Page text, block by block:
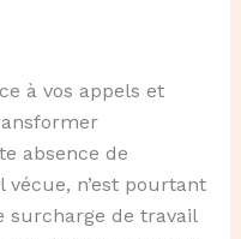
à vos appels et
absence de
n’est pourtant
surcharge de travail